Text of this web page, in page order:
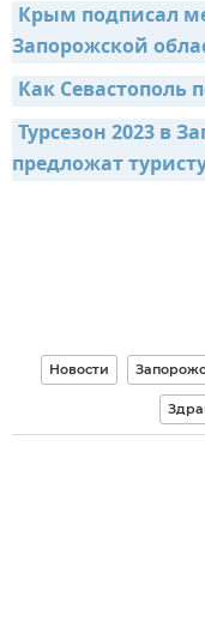
Крым подписал
Запорожской
Как Севастополь
Турсезон 2023 в
предложат
Новости